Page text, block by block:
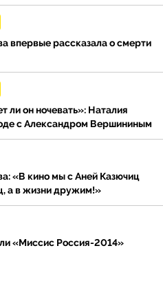
50 ролей, в основном
и сестра Натальи
«Любовь моя»,
пиранью» и ряде
Антонова 5 лет
Вершининым, от
Второй ее союз — с
гинекологом. От
двое сыновей — Максим
воспитывает сына
Антона.
в кино, когда ему было 5
Саши Белого в
впервые рассказала о смерти
ли он ночевать»: Наталия
с Александром Вершининым
«В кино мы с Аней Казючиц
а в жизни дружим!»
«Миссис Россия-2014»